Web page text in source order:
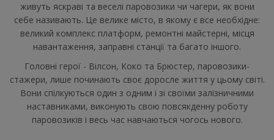
живуть яскраві та веселі паровозики чи чагери, як вони
себе називають. Це велике місто, в якому є все необхідне:
великий комплекс платформ, ремонтні майстерні, місця
навантаження, заправні станції та багато іншого.
Головні герої - Вілсон, Коко та Брюстер, паровозики-
стажери, лише починають своє доросле життя у цьому світі.
Вони спілкуються один з одним і зі своїми залізничними
наставниками, виконують свою повсякденну роботу
паровозиків і весь час навчаються чогось нового.